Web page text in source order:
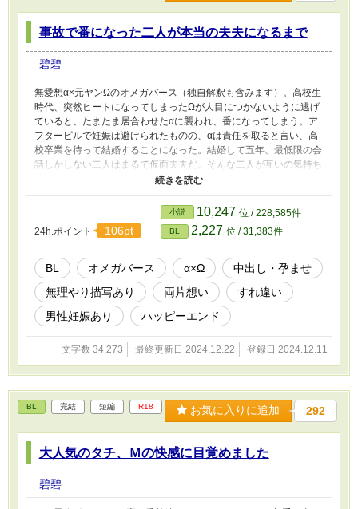
事故で番になった二人が本当の夫夫になるまで
碧碧
無愛想α×元ヤンΩのオメガバース（独自解釈も含みます）。高校生
時代、突然ヒートになってしまったΩが人目につかないように逃げ
ていると、たまたま居合わせたαに襲われ、番になってしまう。ア
フターピルで妊娠は避けられたものの、αは責任を取ると言い、高
校卒業を待って結婚することになった。結婚して五年、最低限の会
話しかしない二人はまるで仮面夫夫だ。そんな二人が互いの気持ち
を確認し、本当の番となるまでのお話です。両片想い。 予告なく
無理矢理（少）、オナニー、アナニー、嬉ション、中出し、亀頭球
ありの長時間射精、結腸姦、男性妊娠、飲精など。
24h.ポイント
106pt
小説 10,247 位 / 228,585件
BL 2,227 位 / 31,383件
BL オメガバース α×Ω
中出し・孕ませ
無理やり描写あり
両片想い
すれ違い
男性妊娠あり
ハッピーエンド
文字数 34,273 最終更新日 2024.12.22 登録日 2024.12.11
BL 完結 短編 R18 お気に入りに追加 292
大人気のタチ、Ｍの快感に目覚めました
碧碧